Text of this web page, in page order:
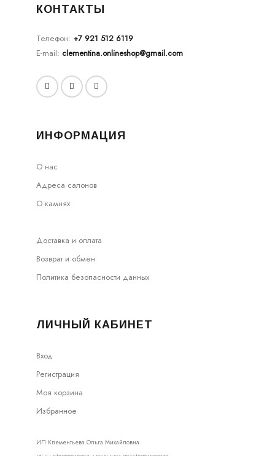
КОНТАКТЫ
Телефон: +7 921 512 6119
E-mail: clementina.onlineshop@gmail.com
ИНФОРМАЦИЯ
О нас
Адреса салонов
О камнях
Доставка и оплата
Возврат и обмен
Политика безопасности данных
ЛИЧНЫЙ КАБИНЕТ
Вход
Регистрация
Моя корзина
Избранное
ИП Клементьева Ольга Михайловна.